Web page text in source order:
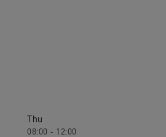
Thu
08:00 - 12:00